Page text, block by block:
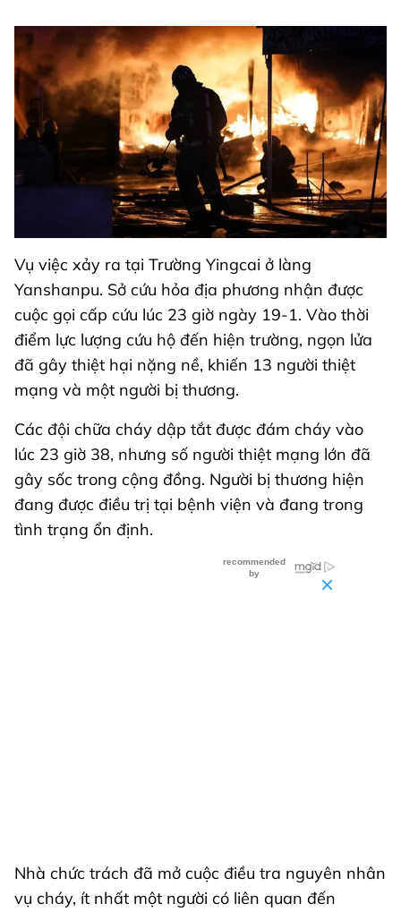
Vụ việc xảy ra tại Trường Yingcai ở làng
Yanshanpu. Sở cứu hỏa địa phương nhận được
cuộc gọi cấp cứu lúc 23 giờ ngày 19-1. Vào thời
điểm lực lượng cứu hộ đến hiện trường, ngọn lửa
đã gây thiệt hại nặng nề, khiến 13 người thiệt
mạng và một người bị thương.
Các đội chữa cháy dập tắt được đám cháy vào
lúc 23 giờ 38, nhưng số người thiệt mạng lớn đã
gây sốc trong cộng đồng. Người bị thương hiện
đang được điều trị tại bệnh viện và đang trong
tình trạng ổn định.
Nhà chức trách đã mở cuộc điều tra nguyên nhân
vụ cháy, ít nhất một người có liên quan đến